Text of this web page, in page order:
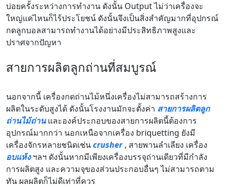
บ่อยครั้งระหว่างการทำงาน ดังนั้น Output ไม่ว่าเครื่องจะ
ใหญ่แค่ไหนก็ไร้ประโยชน์ ดังนั้นจึงเป็นสิ่งสำคัญมากที่อุปกรณ์
กดลูกบอลสามารถทำงานได้อย่างมีประสิทธิภาพสูงและ
ปราศจากปัญหา
สายการผลิตลูกถ่านที่สมบูรณ์
นอกจากนี้ เครื่องกดถ่านไม้หนึ่งเครื่องไม่สามารถสร้างการ
ผลิตในระดับสูงได้ ดังนั้นโรงงานมักจะตั้งค่า สายการผลิตลูก
ถ่านไม้ถ่านและองค์ประกอบของสายการผลิตนี้ต้องการ
อุปกรณ์มากกว่า นอกเหนือจากเครื่อง briquetting ยังมี
เครื่องจักรหลายชนิดเช่นcrusher, สายพานลำเลียง เครื่อง
อบแห้งฯลฯ ดังนั้นหากมีเพียงเครื่องบรรจุถ่านเดียวที่มีกำลัง
การผลิตสูง และความจุของส่วนประกอบอื่นๆ ไม่สามารถตาม
ทัน ผลผลิตก็ไม่ดีเท่าที่ควร